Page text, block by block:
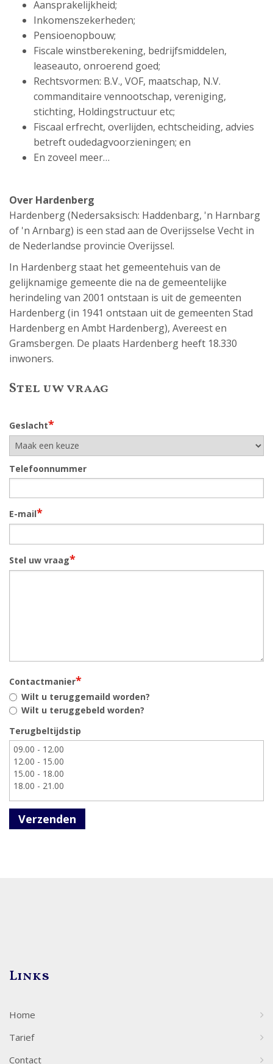
Aansprakelijkheid;
Inkomenszekerheden;
Pensioenopbouw;
Fiscale winstberekening, bedrijfsmiddelen,
leaseauto, onroerend goed;
Rechtsvormen: B.V., VOF, maatschap, N.V.
commanditaire vennootschap, vereniging,
stichting, Holdingstructuur etc;
Fiscaal erfrecht, overlijden, echtscheiding, advies
betreft oudedagvoorzieningen; en
En zoveel meer…
Over Hardenberg
Hardenberg (Nedersaksisch: Haddenbarg, 'n Harnbarg
of 'n Arnbarg) is een stad aan de Overijsselse Vecht in
de Nederlandse provincie Overijssel.
In Hardenberg staat het gemeentehuis van de
gelijknamige gemeente die na de gemeentelijke
herindeling van 2001 ontstaan is uit de gemeenten
Hardenberg (in 1941 ontstaan uit de gemeenten Stad
Hardenberg en Ambt Hardenberg), Avereest en
Gramsbergen. De plaats Hardenberg heeft 18.330
inwoners.
Stel uw vraag
Geslacht*
Telefoonnummer
E-mail*
Stel uw vraag*
Contactmanier*
Wilt u teruggemaild worden?
Wilt u teruggebeld worden?
Terugbeltijdstip
Verzenden
Links
Home
Tarief
Contact